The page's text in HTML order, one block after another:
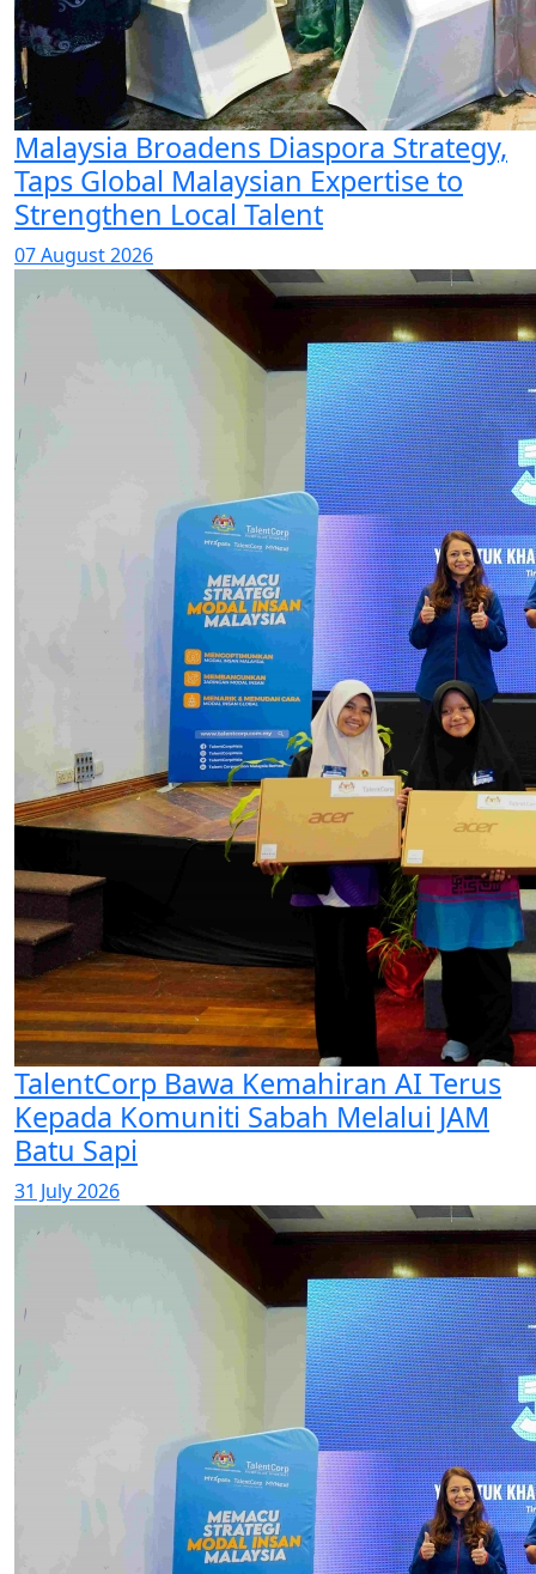
Malaysia Broadens Diaspora Strategy,
Taps Global Malaysian Expertise to
Strengthen Local Talent
07 August 2026
TalentCorp Bawa Kemahiran AI Terus
Kepada Komuniti Sabah Melalui JAM
Batu Sapi
31 July 2026